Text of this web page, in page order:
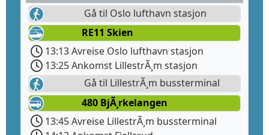
Gå til Oslo lufthavn stasjon
RE11 Skien
13:13 Avreise Oslo lufthavn stasjon
13:25 Ankomst LillestrÃ¸m stasjon
Gå til LillestrÃ¸m bussterminal
480 BjÃ¸rkelangen
13:45 Avreise LillestrÃ¸m bussterminal